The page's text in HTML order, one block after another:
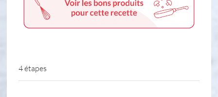
4 étapes